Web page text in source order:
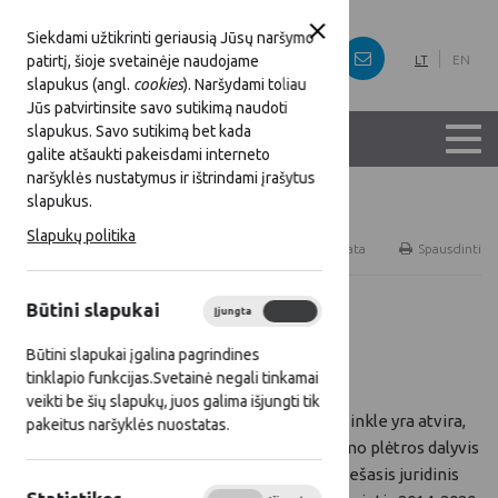
Siekdami užtikrinti geriausią Jūsų naršymo
patirtį, šioje svetainėje naudojame
slapukus (angl. cookies). Naršydami toliau
Jūs patvirtinsite savo sutikimą naudoti
slapukus. Savo sutikimą bet kada
galite atšaukti pakeisdami interneto
naršyklės nustatymus ir ištrindami įrašytus
slapukus.
Slapukų politika
Būtini slapukai Įjungta
Būtini slapukai įgalina pagrindines
tinklapio funkcijas.Svetainė negali tinkamai
veikti be šių slapukų, juos galima išjungti tik
pakeitus naršyklės nuostatas.
LT EN
Titulinis
Spausdinti
Naujienų prenumerata
Visos naujienos
2016 07 28
Narystė Tinkle yra atvira,
todėl kaimo plėtros dalyvis
ar kitas viešasis juridinis